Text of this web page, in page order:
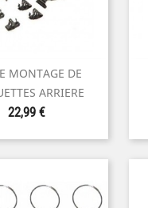
MONTAGE DE
ARRIERE
Prix
22,99 €
rapide